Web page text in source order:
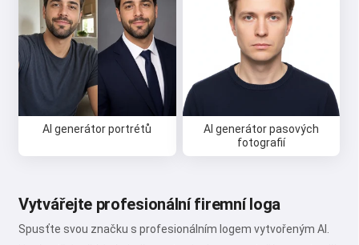
AI generátor portrétů
AI generátor pasových
fotografií
Vytvářejte profesionální firemní loga
Spusťte svou značku s profesionálním logem vytvořeným AI.